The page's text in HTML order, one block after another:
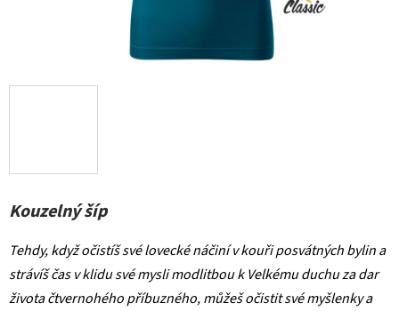
Kouzelný šíp
Tehdy, když očistíš své lovecké náčiní v kouři posvátných bylin a
strávíš čas v klidu své mysli modlitbou k Velkému duchu za dar
života čtvernohého příbuzného, můžeš očistit své myšlenky a